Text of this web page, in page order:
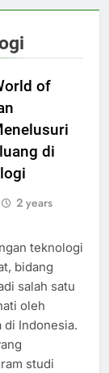
of
di
2 years
teknologi
bidang
salah satu
oleh
di Indonesia.
studi